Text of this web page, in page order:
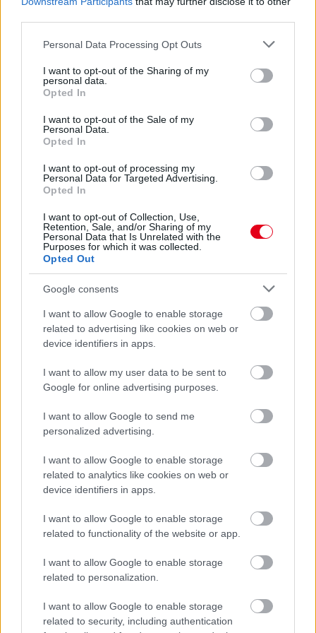
Please note that this website/app uses one or more Google
not limited to your visit or usage behaviour. You may click to
grant or deny consent to Google and its third-party tags to
use your data for below specified purposes in below Google
consent section.
Personal Data Processing Opt Outs
I want to opt-out of the Sharing of my
personal data.
Opted In
I want to opt-out of the Sale of my
Personal Data.
Opted In
I want to opt-out of processing my
Personal Data for Targeted Advertising.
Opted In
I want to opt-out of Collection, Use,
Retention, Sale, and/or Sharing of my
Personal Data that Is Unrelated with the
Purposes for which it was collected.
Opted Out
Google consents
I want to allow Google to enable storage
related to advertising like cookies on web or
device identifiers in apps.
I want to allow my user data to be sent to
Google for online advertising purposes.
I want to allow Google to send me
personalized advertising.
I want to allow Google to enable storage
related to analytics like cookies on web or
device identifiers in apps.
I want to allow Google to enable storage
related to functionality of the website or app.
I want to allow Google to enable storage
related to personalization.
I want to allow Google to enable storage
related to security, including authentication
Hakkinen megtartaná a Norris-Piastri párost a
McLarennél, nem borítaná fel Verstappenért
Megvan, mikor kezdődik az F1-es Bahreini Nagydíj
Malajziában
2 napja